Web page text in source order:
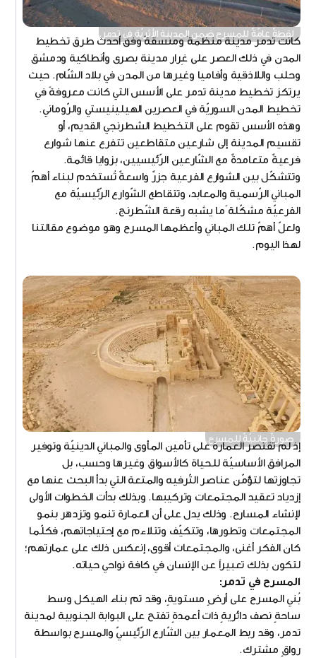
لقطةٌ عامّةٌ للمسرح ضمن المدينة الأثريّة في تدمر.
كانت تدمر مدينةً منظمةً ومنسقةً وفق أحدث طرق تخطيط
المدن في ذلك العصر على غِرار مدينة بصرى وأنطاكية ودمشق
وحلب واللاذقية وأفاميا وغيرها من المدن في بلاد الشّام. حيث
يرتكز تخطيط مدينة تدمر على الأسس التي كانت معروفةً في
تخطيط المدن السوريّة في العصرين الهيلينيستي والرّوماني.
وهذه الأسس تقوم على التخطيط الشطرنجي القديم، أو
تقسيم المدينة إلى شارعين متقاطعين تتفرع عنها شوارع
فرعيةٌ متعامدةٌ مع الشّارعين الرّئيسيين، بزوايا قائمة.
وتتشكّل بين الشوارع الفرعية جزرٌ واسعةٌ تُستخدم لبناء أهمّ
المباني الرّسمية والمعابد، وتتقاطع الشّوارع الرّئيسيّة مع
الفرعيّة مشكّلة ًما يشبه رقعة الشّطرنج.
ولعلّ أهمّ تلك المباني وأعظمها المسرح وهو موضوع مقالتنا
لهذا اليوم.
صورةٌ جانبيّةٌ للمسرح.
إذ لم تقتصر العمارة على تأمين المأوى والمباني الدينيّة وتوفير
المرافق الأساسيّة للحياة كالأسواق وغيرها وحسب، بل
تجاوزتها لتؤمّن عناصر التّرفيه والمتعة التي بدأ البحث عنها مع
إزدياد تعقيد المجتمعات وتركيبها. وبذلك بدأت الخطوات الأولى
لإنشاء المسارح. وذلك يدل على أن العمارة تنمو وتزدهر بنمو
المجتمعات وتطورها، وتتكيّف وتتلاءم مع إحتياجاتهم، فكلّما
كان الفكر أغنى، والمجتمعات أقوى، إنعكس ذلك على عمارتهم؛
لتكون بذلك تعبيراً عن الإنسان في كافة نواحي حياته.
المسرح في تدمر:
بُني المسرح على أرضٍ مستويةٍ، وقد تم بناء الهيكل وسط
ساحةٍ نصف دائريةٍ ذات أعمدةٍ تفتح على البوابة الجنوبية لمدينة
تدمر، وقد ربط المعمار بين الشّارع الرّئيسيّ والمسرح بواسطة
رواقٍ مشترك.